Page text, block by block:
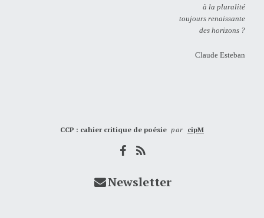
à la pluralité
toujours renaissante
des horizons ?
Claude Esteban
CCP : cahier critique de poésie par cipM
Newsletter